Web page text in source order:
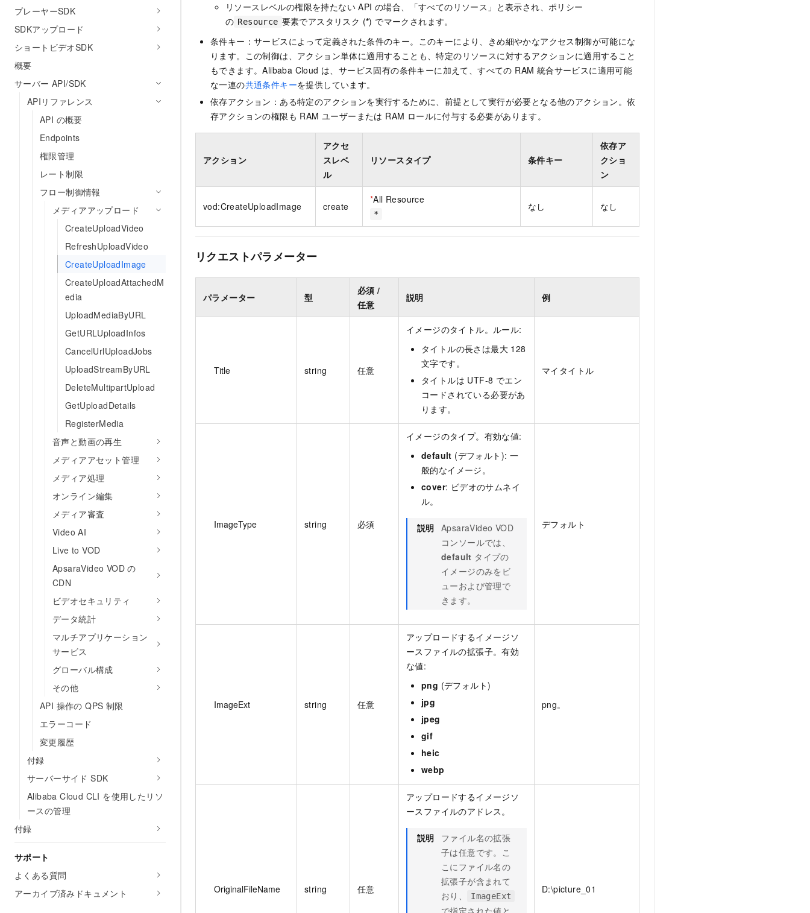
プレーヤーSDK
SDKアップロード
ショートビデオSDK
概要
サーバー API/SDK
APIリファレンス
API の概要
Endpoints
権限管理
レート制限
フロー制御情報
メディアアップロード
CreateUploadVideo
RefreshUploadVideo
CreateUploadImage
CreateUploadAttachedM
edia
UploadMediaByURL
GetURLUploadInfos
CancelUrlUploadJobs
UploadStreamByURL
DeleteMultipartUpload
GetUploadDetails
RegisterMedia
音声と動画の再生
メディアアセット管理
メディア処理
オンライン編集
メディア審査
Video AI
Live to VOD
ApsaraVideo VOD の
CDN
ビデオセキュリティ
データ統計
マルチアプリケーション
サービス
グローバル構成
その他
API 操作の QPS 制限
エラーコード
変更履歴
付録
サーバーサイド SDK
Alibaba Cloud CLI を使用したリソ
ースの管理
付録
サポート
よくある質問
アーカイブ済みドキュメント
リソースレベルの権限を持たない API の場合、「すべてのリソース」と表示され、ポリシー
の Resource 要素でアスタリスク (*) でマークされます。
条件キー：サービスによって定義された条件のキー。このキーにより、きめ細やかなアクセス制御が可能にな
ります。この制御は、アクション単体に適用することも、特定のリソースに対するアクションに適用すること
もできます。Alibaba Cloud は、サービス固有の条件キーに加えて、すべての RAM 統合サービスに適用可能
な一連の共通条件キーを提供しています。
依存アクション：ある特定のアクションを実行するために、前提として実行が必要となる他のアクション。依
存アクションの権限も RAM ユーザーまたは RAM ロールに付与する必要があります。
アクション
アクセ
スレベ
ル
リソースタイプ 条件キー
依存ア
クショ
ン
vod:CreateUploadImage create
*All Resource
*
なし なし
リクエストパラメーター
パラメーター 型
必須 /
任意
説明 例
Title string 任意
イメージのタイトル。ルール:
タイトルの長さは最大 128
文字です。
タイトルは UTF-8 でエン
コードされている必要があ
ります。
マイタイトル
ImageType string 必須
イメージのタイプ。有効な値:
default (デフォルト): 一
般的なイメージ。
cover: ビデオのサムネイ
ル。
説明 ApsaraVideo VOD
コンソールでは、
default タイプの
イメージのみをビ
ューおよび管理で
きます。
デフォルト
ImageExt string 任意
アップロードするイメージソ
ースファイルの拡張子。有効
な値:
png (デフォルト)
jpg
jpeg
gif
heic
webp
png。
OriginalFileName string 任意
アップロードするイメージソ
ースファイルのアドレス。
説明
ファイル名の拡張
子は任意です。こ
こにファイル名の
拡張子が含まれて
おり、
ImageExt
で指定された値と
D:\picture_01